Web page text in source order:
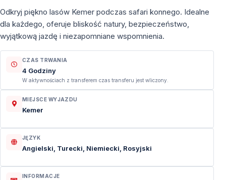
Odkryj piękno lasów Kemer podczas safari konnego. Idealne
dla każdego, oferuje bliskość natury, bezpieczeństwo,
wyjątkową jazdę i niezapomniane wspomnienia.
CZAS TRWANIA
4 Godziny
W aktywnościach z transferem czas transferu jest wliczony.
MIEJSCE WYJAZDU
Kemer
JĘZYK
Angielski, Turecki, Niemiecki, Rosyjski
INFORMACJE